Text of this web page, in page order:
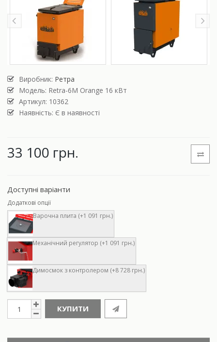
Виробник: Ретра
Модель: Retra-6M Orange 16 кВт
Артикул: 10362
Наявність: Є в наявності
33 100 грн.
Доступні варіанти
Додаткові опції
Варочна плита (+1 091 грн.)
Механічний регулятор (+1 091 грн.)
Димосмок з контролером (+8 728 грн.)
КУПИТИ